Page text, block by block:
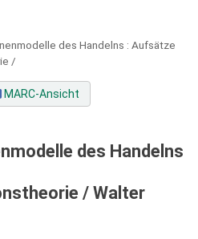
des Handelns : Aufsätze
/
MARC-Ansicht
des Handelns
/ Walter